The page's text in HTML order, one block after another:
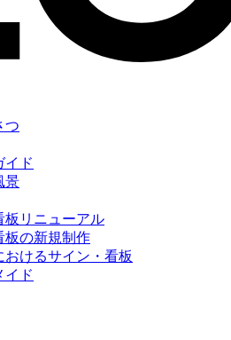
つ
イド
景
板リニューアル
板の新規制作
おけるサイン・看板
イド